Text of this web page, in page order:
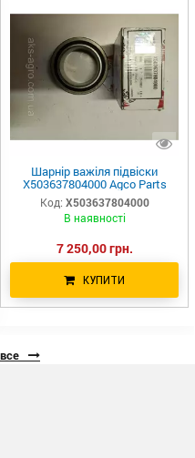
Шарнір важіля підвіски
X503637804000 Agco Parts
Код: X503637804000
В наявності
7 250,00 грн.
КУПИТИ